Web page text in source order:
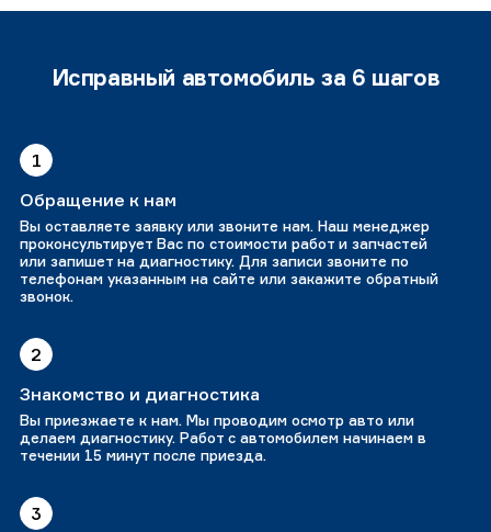
Исправный автомобиль за 6 шагов
1
Обращение к нам
Вы оставляете заявку или звоните нам. Наш менеджер
проконсультирует Вас по стоимости работ и запчастей
или запишет на диагностику. Для записи звоните по
телефонам указанным на сайте или закажите обратный
звонок.
2
Знакомство и диагностика
Вы приезжаете к нам. Мы проводим осмотр авто или
делаем диагностику. Работ с автомобилем начинаем в
течении 15 минут после приезда.
3